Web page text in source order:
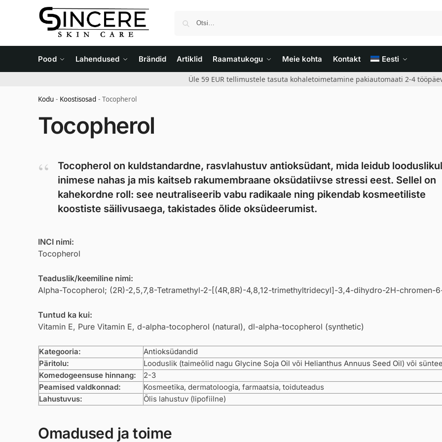
Pood Lahendused Brändid Artiklid Raamatukogu Meie kohta Kontakt Eesti
Üle 59 EUR tellimustele tasuta kohaletoimetamine pakiautomaati 2-4
Kodu - Koostisosad - Tocopherol
Tocopherol
Tocopherol on kuldstandardne, rasvlahustuv antioksüdant, mida leidub
inimese nahas ja mis kaitseb rakumembraane oksüdatiivse stressi eest. Sellel on
kahekordne roll: see neutraliseerib vabu radikaale ning pikendab kosmeetiliste
koostiste säilivusaega, takistades õlide oksüdeerumist.
INCI nimi:
Tocopherol
Teaduslik/keemiline nimi:
Alpha-Tocopherol; (2R)-2,5,7,8-Tetramethyl-2-[(4R,8R)-4,8,12-trimethyltridecyl]-3,4-dihydro-2H-chromen-
Tuntud ka kui:
Vitamin E, Pure Vitamin E, d-alpha-tocopherol (natural), dl-alpha-tocopherol (synthetic)
Kategooria:
Antioksüdandid
Päritolu:
Looduslik (taimeõlid nagu Glycine Soja Oil või Helianthus Annuus Seed Oil) või
Komedogeensuse hinnang:
2-3
Peamised valdkonnad:
Kosmeetika, dermatoloogia, farmaatsia, toiduteadus
Lahustuvus:
Õlis lahustuv (lipofiilne)
Omadused ja toime